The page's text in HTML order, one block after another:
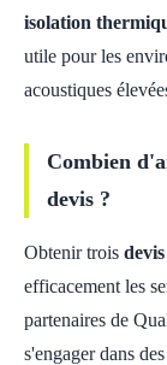
isolation
utile pour les
acoustiques
Combien
devis ?
Obtenir trois devis
efficacement les
partenaires de
s'engager dans